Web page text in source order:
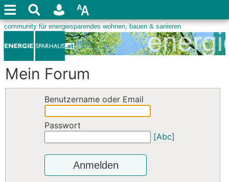
Mein Forum
Benutzername oder Email
Passwort
[Abc]
Anmelden